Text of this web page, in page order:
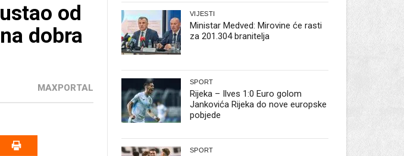
od
dobra
MAXPORTAL
VIJESTI
Ministar Medved: Mirovine će rasti
za 201.304 branitelja
SPORT
Rijeka – Ilves 1:0 Euro golom
Jankovića Rijeka do nove europske
pobjede
SPORT